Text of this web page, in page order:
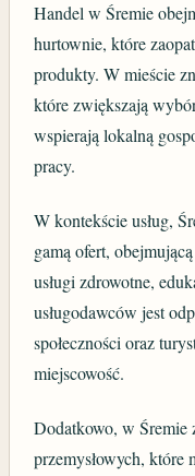
Handel w Śremie
hurtownie, które
produkty. W mieście
które zwiększają
wspierają lokalną
pracy.
W kontekście usług,
gamą ofert,
usługi zdrowotne,
usługodawców jest
społeczności oraz
miejscowość.
Dodatkowo, w Śremie
przemysłowych,